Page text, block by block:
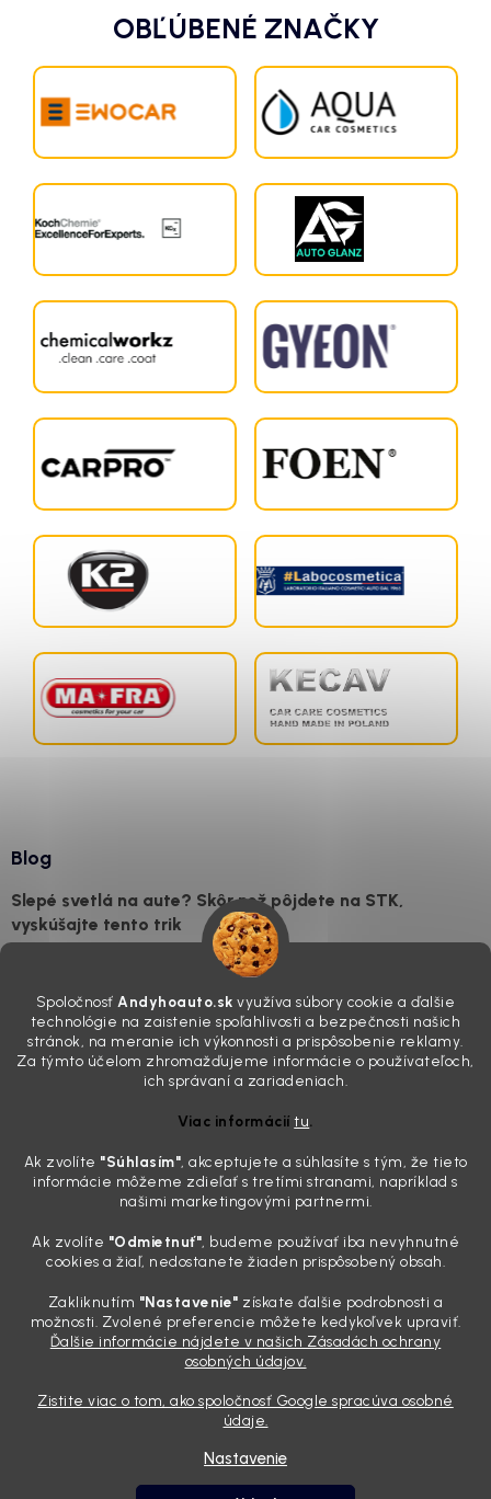
Spoločnosť Andyhoauto.sk využíva súbory cookie a ďalšie
technológie na zaistenie spoľahlivosti a bezpečnosti našich
stránok, na meranie ich výkonnosti a prispôsobenie reklamy.
Za týmto účelom zhromažďujeme informácie o používateľoch,
ich správaní a zariadeniach.
Viac informáciítu.
Ak zvolíte "Súhlasím", akceptujete a súhlasíte s tým, že tieto
informácie môžeme zdieľať s tretími stranami, napríklad s
našimi marketingovými partnermi.
Ak zvolíte "Odmietnuť", budeme používať iba nevyhnutné
cookies a žiaľ, nedostanete žiaden prispôsobený obsah.
Zakliknutím "Nastavenie" získate ďalšie podrobnosti a
možnosti. Zvolené preferencie môžete kedykoľvek upraviť.
Ďalšie informácie nájdete v našich Zásadách ochrany
osobných údajov.
Zistite viac o tom, ako spoločnosť Google spracúva osobné
údaje.
Nastavenie
OBĽÚBENÉ ZNAČKY
Blog
Slepé svetlá na aute? Skôr než pôjdete na STK,
vyskúšajte tento trik
skutočnosti je? Často za to môžu práve „slepé“ svetlomety. Ten
mliečny, drsný povrch nie je len estetická vada. Keď slnko a soľ urobia
svoje, plexisklo začne svetlo rozptyľovať namiesto to...
Zabudnite na handru. Ak chcete mať auto naozaj čisté,
Poznáte ten moment. Vonku svieti slnko, vy sedíte v čerstvo
„upratanom“ aute, no pri pohľade na palubnú dosku vás ide poraziť. V
mriežkach ventilácie, okolo tlačidiel a v švíkoch sedačiek na vás stále
drzo pozerá prach. Handra ani vysávač tam jednodu...
Detailing nemusí stáť výplatu: 5 kúskov autokozmetiky,
31.7.2026
Sobotné ráno, káva v ruke a pred vami zaprášená kapota. Pre
niekoho nuda, pre nás najlepší relax. Lenže keď si v košíku spočítate
pokaziť náladu. Dobrá správa je, že aj profi výbava ...
Vytvoril Shoptet